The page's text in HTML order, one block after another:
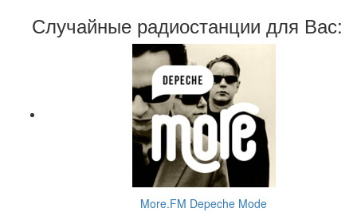
Случайные радиостанции для Вас:
More.FM Depeche Mode